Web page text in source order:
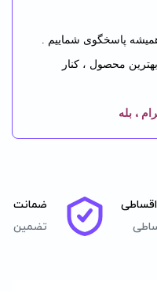
پاسخگوی شماییم .
محصول ، کنار
، بله
ضمانت
تضمین